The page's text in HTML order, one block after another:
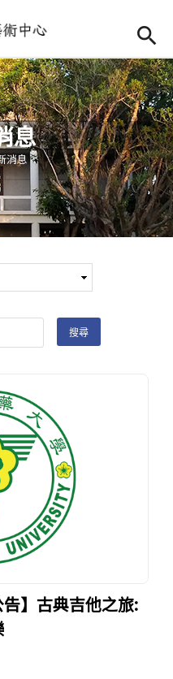
Open
Open
息
裡
消息
告】古典吉他之旅: